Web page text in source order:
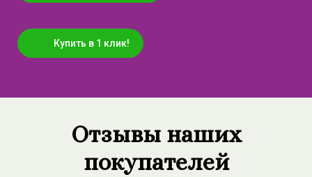
Купить в 1 клик!
Отзывы наших
покупателей